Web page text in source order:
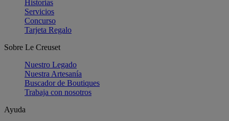
Historias
Servicios
Concurso
Tarjeta Regalo
Sobre Le Creuset
Nuestro Legado
Nuestra Artesanía
Buscador de Boutiques
Trabaja con nosotros
Ayuda